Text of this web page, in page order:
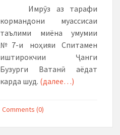
Имрӯз аз тарафи
кормандони муассисаи
таълими миёна умумии
№7-и ноҳияи Спитамен
иштирокчии Ҷанги
Бузурги Ватанӣ аёдат
карда шуд. (далее…)
Comments (0)